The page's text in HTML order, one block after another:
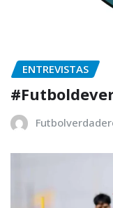
ENTREVISTAS